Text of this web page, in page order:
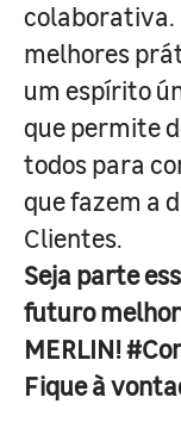
colaborativa.
melhores
um espírito
que permite
todos para
que fazem a
Clientes.
Seja parte
futuro melhor
MERLIN!
Fique à